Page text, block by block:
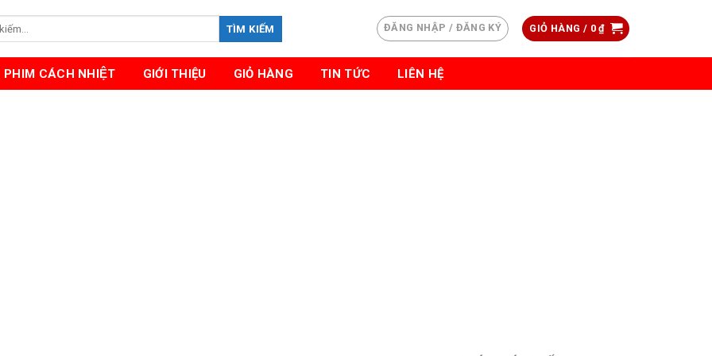
TÌM KIẾM ĐĂNG NHẬP / ĐĂNG KÝ GIỎ HÀNG / 0₫
PHIM CÁCH NHIỆT GIỚI THIỆU GIỎ HÀNG TIN TỨC LIÊN HỆ